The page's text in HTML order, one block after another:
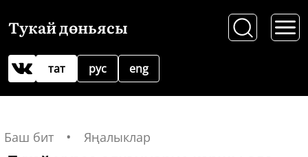
Тукай дөньясы
рус
тат eng
Баш бит Яңалыклар